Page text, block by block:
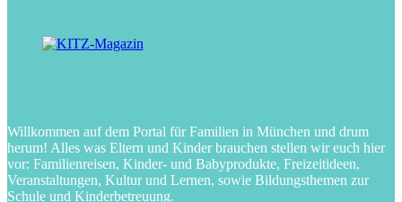
Willkommen auf dem Portal für Familien in München und drum
herum! Alles was Eltern und Kinder brauchen stellen wir euch hier
vor: Familienreisen, Kinder- und Babyprodukte, Freizeitideen,
Veranstaltungen, Kultur und Lernen, sowie Bildungsthemen zur
Schule und Kinderbetreuung.